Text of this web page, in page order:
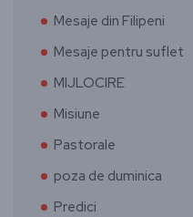
Mesaje din Filipeni
Mesaje pentru suflet
MIJLOCIRE
Misiune
Pastorale
poza de duminica
Predici